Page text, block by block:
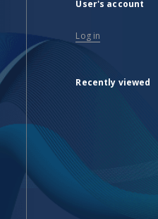
User's account
Log in
Recently viewed